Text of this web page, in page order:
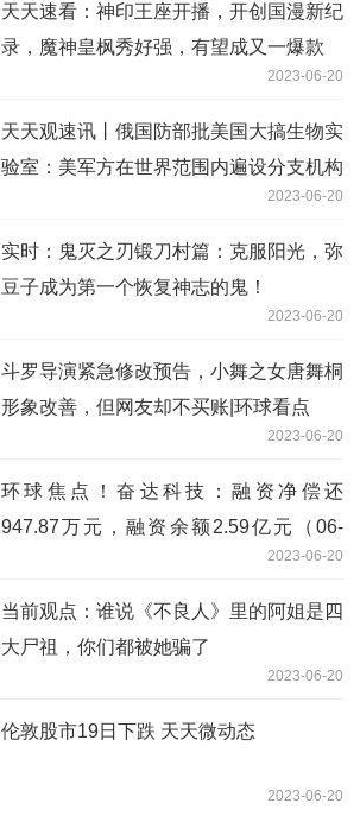
天天速看：神印王座开播，开创国漫新纪
录，魔神皇枫秀好强，有望成又一爆款
2023-06-20
天天观速讯丨俄国防部批美国大搞生物实
验室：美军方在世界范围内遍设分支机构
2023-06-20
实时：鬼灭之刃锻刀村篇：克服阳光，弥
豆子成为第一个恢复神志的鬼！
2023-06-20
斗罗导演紧急修改预告，小舞之女唐舞桐
形象改善，但网友却不买账|环球看点
2023-06-20
环球焦点！奋达科技：融资净偿还
947.87万元，融资余额2.59亿元（06-
2023-06-20
当前观点：谁说《不良人》里的阿姐是四
大尸祖，你们都被她骗了
2023-06-20
伦敦股市19日下跌 天天微动态
2023-06-20